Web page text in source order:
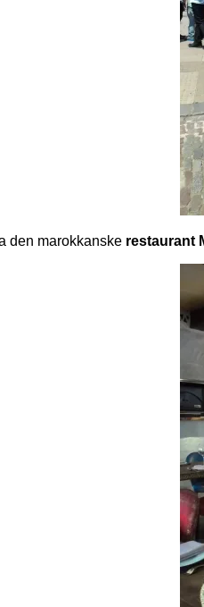
den marokkanske restaurant